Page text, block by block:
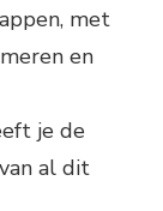
met
en
je de
al dit